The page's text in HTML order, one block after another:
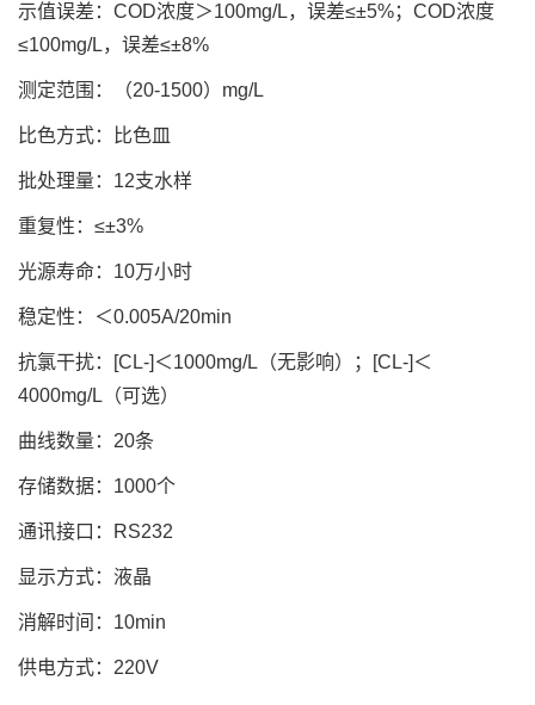
示值误差：COD浓度＞100mg/L，误差≤±5%；COD浓度
≤100mg/L，误差≤±8%
测定范围：（20-1500）mg/L
比色方式：比色皿
批处理量：12支水样
重复性：≤±3%
光源寿命：10万小时
稳定性：＜0.005A/20min
抗氯干扰：[CL-]＜1000mg/L（无影响）；[CL-]＜
4000mg/L（可选）
曲线数量：20条
存储数据：1000个
通讯接口：RS232
显示方式：液晶
消解时间：10min
供电方式：220V